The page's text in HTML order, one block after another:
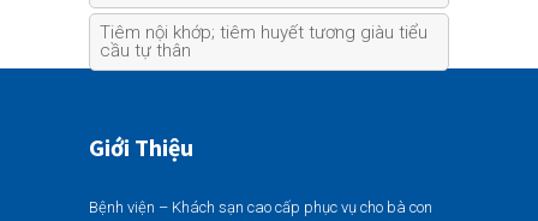
Tiêm nội khớp; tiêm huyết tương giàu tiểu
cầu tự thân
Giới Thiệu
Bệnh viện – Khách sạn cao cấp phục vụ cho bà con